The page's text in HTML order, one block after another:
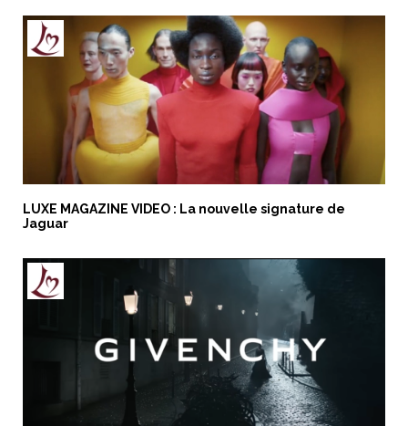
LUXE MAGAZINE VIDEO : La nouvelle signature de
Jaguar